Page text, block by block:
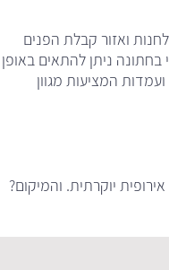
ואזור קבלת הפנים
ניתן להתאים באופן
המציעות מגוון
יוקרתית. והמיקום?